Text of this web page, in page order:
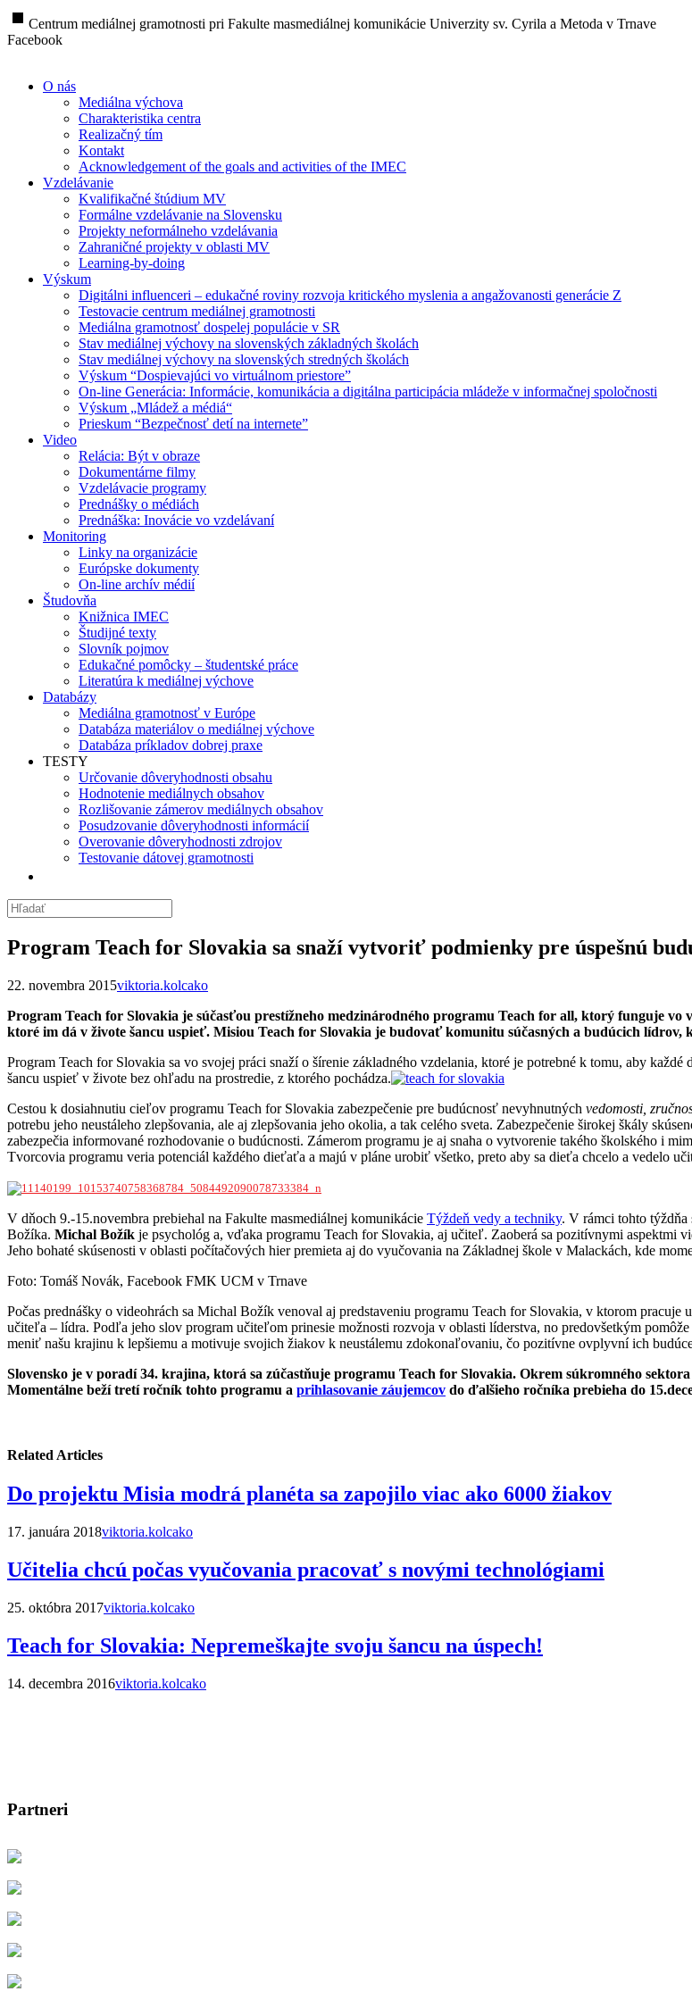
stop Centrum mediálnej gramotnosti pri Fakulte masmediálnej komunikácie Univerzity sv. Cyrila a Metoda v Trnave
Facebook
O nás
Mediálna výchova
Charakteristika centra
Realizačný tím
Kontakt
Acknowledgement of the goals and activities of the IMEC
Vzdelávanie
Kvalifikačné štúdium MV
Formálne vzdelávanie na Slovensku
Projekty neformálneho vzdelávania
Zahraničné projekty v oblasti MV
Learning-by-doing
Výskum
Digitálni influenceri – edukačné roviny rozvoja kritického myslenia a angažovanosti generácie Z
Testovacie centrum mediálnej gramotnosti
Mediálna gramotnosť dospelej populácie v SR
Stav mediálnej výchovy na slovenských základných školách
Stav mediálnej výchovy na slovenských stredných školách
Výskum “Dospievajúci vo virtuálnom priestore”
On-line Generácia: Informácie, komunikácia a digitálna participácia mládeže v informačnej spoločnosti
Výskum „Mládež a médiá“
Prieskum “Bezpečnosť detí na internete”
Video
Relácia: Být v obraze
Dokumentárne filmy
Vzdelávacie programy
Prednášky o médiách
Prednáška: Inovácie vo vzdelávaní
Monitoring
Linky na organizácie
Európske dokumenty
On-line archív médií
Študovňa
Knižnica IMEC
Študijné texty
Slovník pojmov
Edukačné pomôcky – študentské práce
Literatúra k mediálnej výchove
Databázy
Mediálna gramotnosť v Európe
Databáza materiálov o mediálnej výchove
Databáza príkladov dobrej praxe
TESTY
Určovanie dôveryhodnosti obsahu
Hodnotenie mediálnych obsahov
Rozlišovanie zámerov mediálnych obsahov
Posudzovanie dôveryhodnosti informácií
Overovanie dôveryhodnosti zdrojov
Testovanie dátovej gramotnosti
Program Teach for Slovakia sa snaží vytvoriť podmienky pre úspešnú
22. novembra 2015viktoria.kolcako
Program Teach for Slovakia je súčasťou prestížneho medzinárodného programu Teach for all, ktorý funguje vo
ktoré im dá v živote šancu uspieť. Misiou Teach for Slovakia je budovať komunitu súčasných a budúcich
Program Teach for Slovakia sa vo svojej práci snaží o šírenie základného vzdelania, ktoré je potrebné k tomu, aby
šancu uspieť v živote bez ohľadu na prostredie, z ktorého pochádza.
Cestou k dosiahnutiu cieľov programu Teach for Slovakia zabezpečenie pre budúcnosť nevyhnutných vedomosti,
potrebu jeho neustáleho zlepšovania, ale aj zlepšovania jeho okolia, a tak celého sveta. Zabezpečenie širokej škály
zabezpečia informované rozhodovanie o budúcnosti. Zámerom programu je aj snaha o vytvorenie takého školského i
Tvorcovia programu veria potenciál každého dieťaťa a majú v pláne urobiť všetko, preto aby sa dieťa chcelo a vedelo
V dňoch 9.-15.novembra prebiehal na Fakulte masmediálnej komunikácie Týždeň vedy a techniky. V rámci tohto týždňa
Božíka. Michal Božík je psychológ a, vďaka programu Teach for Slovakia, aj učiteľ. Zaoberá sa pozitívnymi aspektmi
Jeho bohaté skúsenosti v oblasti počítačových hier premieta aj do vyučovania na Základnej škole v Malackách, kde
Foto: Tomáš Novák, Facebook FMK UCM v Trnave
Počas prednášky o videohrách sa Michal Božík venoval aj predstaveniu programu Teach for Slovakia, v ktorom
učiteľa – lídra. Podľa jeho slov program učiteľom prinesie možnosti rozvoja v oblasti líderstva, no predovšetkým
meniť našu krajinu k lepšiemu a motivuje svojich žiakov k neustálemu zdokonaľovaniu, čo pozitívne ovplyvní ich
Slovensko je v poradí 34. krajina, ktorá sa zúčastňuje programu Teach for Slovakia. Okrem súkromného
Momentálne beží tretí ročník tohto programu a prihlasovanie záujemcov do ďalšieho ročníka prebieha do
Related Articles
Do projektu Misia modrá planéta sa zapojilo viac ako 6000 žiakov
17. januára 2018viktoria.kolcako
Učitelia chcú počas vyučovania pracovať s novými technológiami
25. októbra 2017viktoria.kolcako
Teach for Slovakia: Nepremeškajte svoju šancu na úspech!
14. decembra 2016viktoria.kolcako
Partneri